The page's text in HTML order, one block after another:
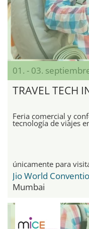
01. - 03.
TRAVEL TECH
Feria comercial y
tecnología de viajes
únicamente para
Jio World
Mumbai